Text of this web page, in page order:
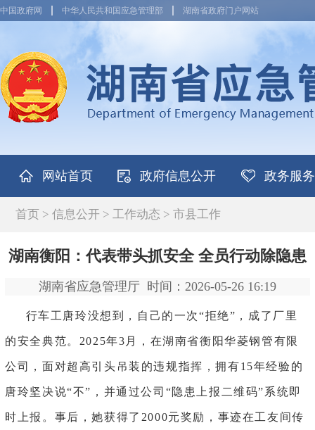
中国政府网 中华人民共和国应急管理部 湖南省政府门户网站
网站首页 政府信息公开 政务服务
首页> 信息公开> 工作动态 > 市县工作
湖南衡阳：代表带头抓安全 全员行动除隐患
湖南省应急管理厅 时间：2026-05-26 16:19
行车工唐玲没想到，自己的一次“拒绝”，成了厂里
的安全典范。2025年3月，在湖南省衡阳华菱钢管有限
公司，面对超高引头吊装的违规指挥，拥有15年经验的
唐玲坚决说“不”，并通过公司“隐患上报二维码”系统即
时上报。事后，她获得了2000元奖励，事迹在工友间传